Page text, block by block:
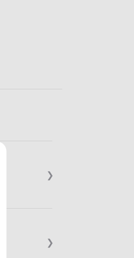
❯
❯